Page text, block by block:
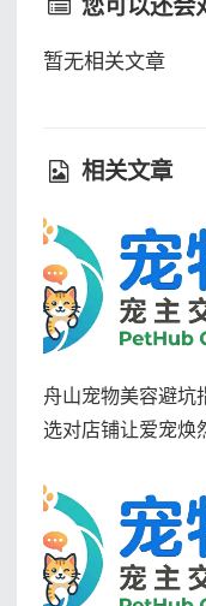
您可以还会
暂无相关文章
相关文章
舟山宠物美容避坑
选对店铺让爱宠焕